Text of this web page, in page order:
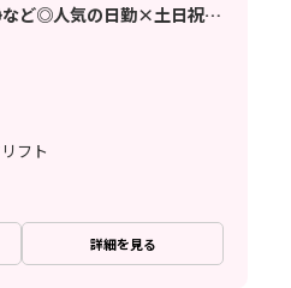
など◎人気の日勤×土日祝休
フト
詳細を見る